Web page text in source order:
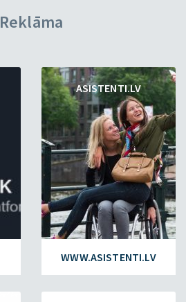
Reklāma
ASISTENTI.LV
WWW.ASISTENTI.LV